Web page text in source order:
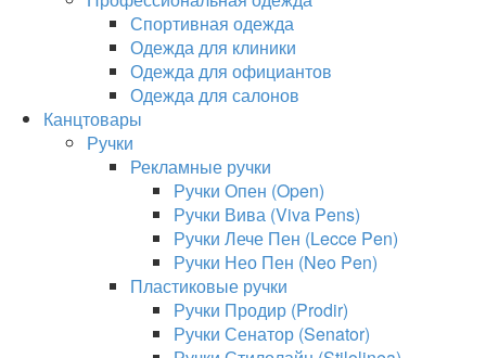
Спортивная одежда
Одежда для клиники
Одежда для официантов
Одежда для салонов
Канцтовары
Ручки
Рекламные ручки
Ручки Опен (Open)
Ручки Вива (Viva Pens)
Ручки Лече Пен (Lecce Pen)
Ручки Нео Пен (Neo Pen)
Пластиковые ручки
Ручки Продир (Prodir)
Ручки Сенатор (Senator)